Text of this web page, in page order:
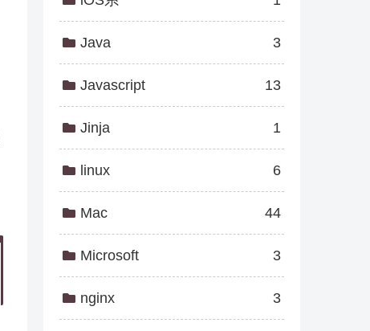
Java 3
Javascript 13
Jinja 1
linux 6
Mac 44
Microsoft 3
nginx 3